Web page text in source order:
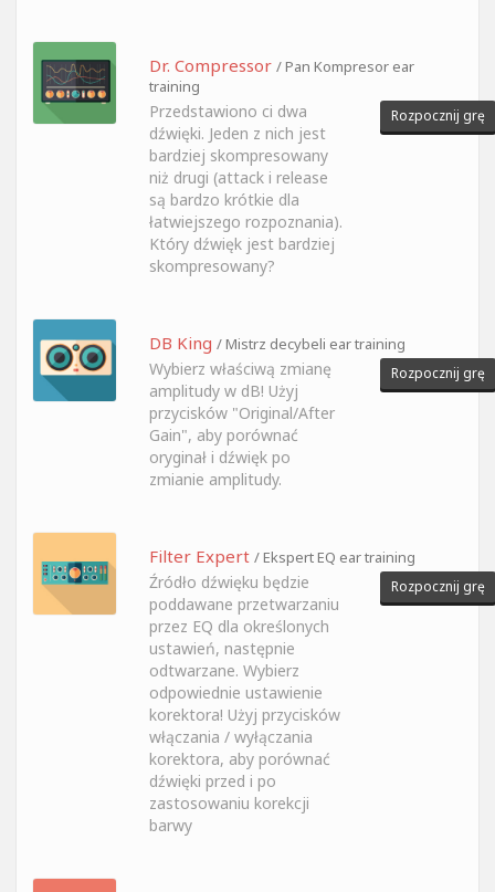
Dr. Compressor / Pan Kompresor ear
training
Przedstawiono ci dwa
dźwięki. Jeden z nich jest
bardziej skompresowany
niż drugi (attack i release
są bardzo krótkie dla
łatwiejszego rozpoznania).
Który dźwięk jest bardziej
skompresowany?
Rozpocznij grę
DB King / Mistrz decybeli ear training
Wybierz właściwą zmianę
amplitudy w dB! Użyj
przycisków "Original/After
Gain", aby porównać
oryginał i dźwięk po
zmianie amplitudy.
Rozpocznij grę
Filter Expert / Ekspert EQ ear training
Źródło dźwięku będzie
poddawane przetwarzaniu
przez EQ dla określonych
ustawień, następnie
odtwarzane. Wybierz
odpowiednie ustawienie
korektora! Użyj przycisków
włączania / wyłączania
korektora, aby porównać
dźwięki przed i po
zastosowaniu korekcji
barwy
Rozpocznij grę